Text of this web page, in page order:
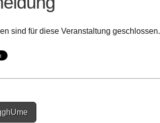
sind für diese Veranstaltung geschlossen.